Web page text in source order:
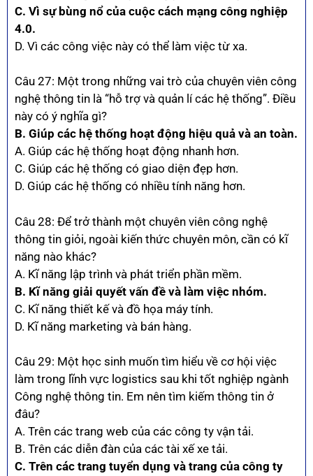
C. Vì sự bùng nổ của cuộc cách mạng công nghiệp
4.0.
D. Vì các công việc này có thể làm việc từ xa.
Câu 27: Một trong những vai trò của chuyên viên công
nghệ thông tin là “hỗ trợ và quản lí các hệ thống”. Điều
này có ý nghĩa gì?
B. Giúp các hệ thống hoạt động hiệu quả và an toàn.
A. Giúp các hệ thống hoạt động nhanh hơn.
C. Giúp các hệ thống có giao diện đẹp hơn.
D. Giúp các hệ thống có nhiều tính năng hơn.
Câu 28: Để trở thành một chuyên viên công nghệ
thông tin giỏi, ngoài kiến thức chuyên môn, cần có kĩ
năng nào khác?
A. Kĩ năng lập trình và phát triển phần mềm.
B. Kĩ năng giải quyết vấn đề và làm việc nhóm.
C. Kĩ năng thiết kế và đồ họa máy tính.
D. Kĩ năng marketing và bán hàng.
Câu 29: Một học sinh muốn tìm hiểu về cơ hội việc
làm trong lĩnh vực logistics sau khi tốt nghiệp ngành
Công nghệ thông tin. Em nên tìm kiếm thông tin ở
đâu?
A. Trên các trang web của các công ty vận tải.
B. Trên các diễn đàn của các tài xế xe tải.
C. Trên các trang tuyển dụng và trang của công ty